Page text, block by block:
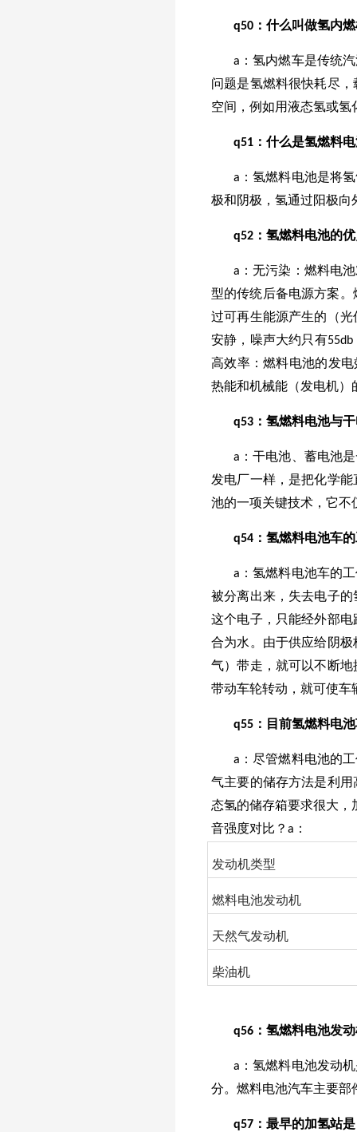
q50：什么叫做氢内
a：氢内燃车是传统
问题是氢燃料很快耗尽
空间，例如用液态氢或氢
q51：什么是氢燃料
a：氢燃料电池是将
极和阴极，氢通过阳极向
q52：氢燃料电池的
a：无污染：燃料电
型的传统后备电源方案。
过可再生能源产生的（
安静，噪声大约只有
高效率：燃料电池的发
热能和机械能（发电机）
q53：氢燃料电池与
a：干电池、蓄电池
发电厂一样，是把化学
池的一项关键技术，它不
q54：氢燃料电池车
a：氢燃料电池车的
被分离出来，失去电子
这个电子，只能经外部
合为水。由于供应给阴
气）带走，就可以不断
带动车轮转动，就可使车
q55：目前氢燃料电
a：尽管燃料电池的
气主要的储存方法是利
态氢的储存箱要求很大，
音强度对比？a：
发动机类型
燃料电池发动机
天然气发动机
柴油机
q56 ：氢燃料电池发
a：氢燃料电池发动
分。燃料电池汽车主要部
q57 ：最早的加氢站